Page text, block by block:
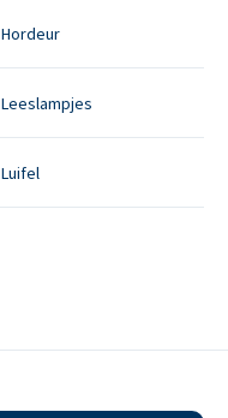
Hordeur
Leeslampjes
Luifel